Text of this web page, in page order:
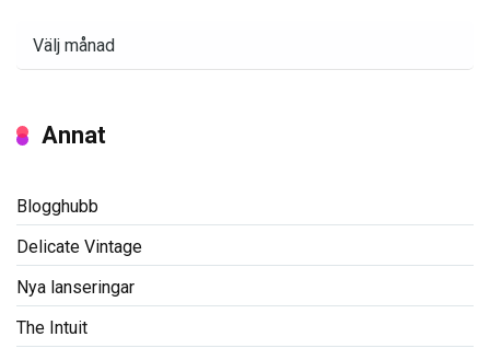
Annat
Blogghubb
Delicate Vintage
Nya lanseringar
The Intuit